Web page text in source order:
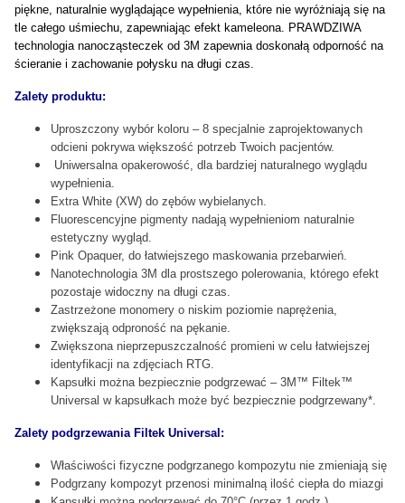
piękne, naturalnie wyglądające wypełnienia, które nie wyróżniają się na
tle całego uśmiechu, zapewniając efekt kameleona. PRAWDZIWA
technologia nanocząsteczek od 3M zapewnia doskonałą odporność na
ścieranie i zachowanie połysku na długi czas.
Zalety produktu:
Uproszczony wybór koloru – 8 specjalnie zaprojektowanych
odcieni pokrywa większość potrzeb Twoich pacjentów.
Uniwersalna opakerowość, dla bardziej naturalnego wyglądu
wypełnienia.
Extra White (XW) do zębów wybielanych.
Fluorescencyjne pigmenty nadają wypełnieniom naturalnie
estetyczny wygląd.
Pink Opaquer, do łatwiejszego maskowania przebarwień.
Nanotechnologia 3M dla prostszego polerowania, którego efekt
pozostaje widoczny na długi czas.
Zastrzeżone monomery o niskim poziomie naprężenia,
zwiększają odproność na pękanie.
Zwiększona nieprzepuszczalność promieni w celu łatwiejszej
identyfikacji na zdjęciach RTG.
Kapsułki można bezpiecznie podgrzewać – 3M™ Filtek™
Universal w kapsułkach może być bezpiecznie podgrzewany*.
Zalety podgrzewania Filtek Universal:
Właściwości fizyczne podgrzanego kompozytu nie zmieniają się
Podgrzany kompozyt przenosi minimalną ilość ciepła do miazgi